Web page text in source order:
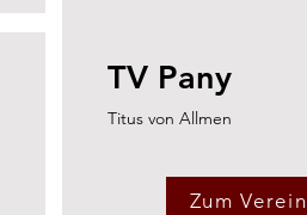
TV Pany
Titus von Allmen
Zum Verein